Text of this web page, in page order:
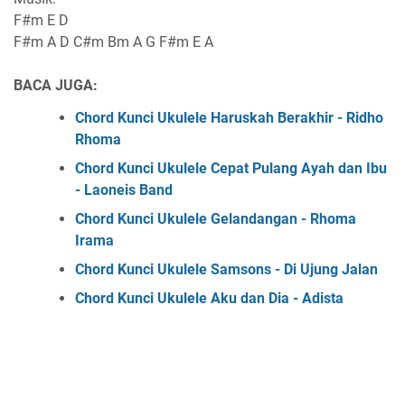
F#m E D
F#m A D C#m Bm A G F#m E A
BACA JUGA:
Chord Kunci Ukulele Haruskah Berakhir - Ridho
Rhoma
Chord Kunci Ukulele Cepat Pulang Ayah dan Ibu
- Laoneis Band
Chord Kunci Ukulele Gelandangan - Rhoma
Irama
Chord Kunci Ukulele Samsons - Di Ujung Jalan
Chord Kunci Ukulele Aku dan Dia - Adista